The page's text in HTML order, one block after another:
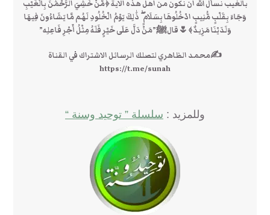
بالغيب نسأل الله ان نكون من اهل هذه الاية ﴿مَّنْ خَشِيَ الرَّحْمَٰنَ بِالْغَيْبِ
وَجَاءَ بِقَلْبٍ مُّنِيبٍ ادْخُلُوهَا بِسَلَامٍ ۖ ذَٰلِكَ يَوْمُ الْخُلُودِ لَهُم مَّا يَشَاءُونَ فِيهَا
وَلَدَيْنَا مَزِيدٌ﴾🌷قالﷺ”مَنْ دَلَّ عَلَى خَيْرٍ فَلَهُ مِثْلُ أَجْرِ فَاعِلِه”
✍محمد الظاهري لتصلك الرسائل الاشتراك في القناة
https://t.me/sunah
وللمزيد : سلسلة ” توحيد وسنة “